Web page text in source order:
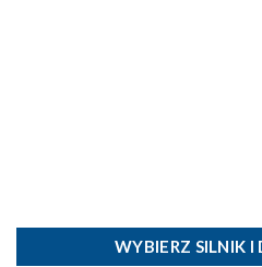
WYBIERZ SILNIK I